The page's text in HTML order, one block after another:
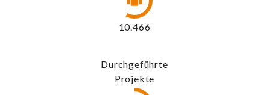
11.310
Durchgeführte
Projekte